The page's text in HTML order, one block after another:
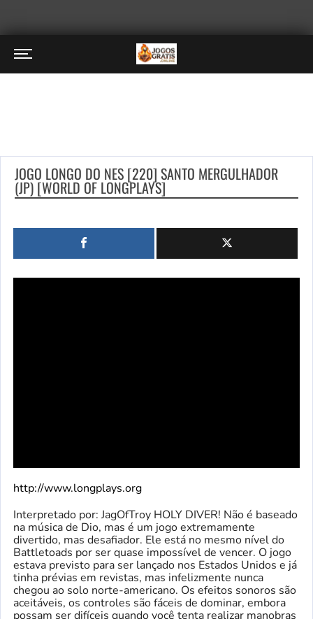
JOGO LONGO DO NES [220] SANTO MERGULHADOR
(JP) [WORLD OF LONGPLAYS]
http://www.longplays.org
Interpretado por: JagOfTroy HOLY DIVER! Não é baseado
na música de Dio, mas é um jogo extremamente
divertido, mas desafiador. Ele está no mesmo nível do
Battletoads por ser quase impossível de vencer. O jogo
estava previsto para ser lançado nos Estados Unidos e já
tinha prévias em revistas, mas infelizmente nunca
chegou ao solo norte-americano. Os efeitos sonoros são
aceitáveis, os controles são fáceis de dominar, embora
possam ser difíceis quando você tenta realizar manobras